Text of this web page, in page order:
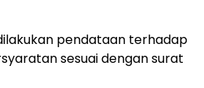
pendataan terhadap
sesuai dengan surat